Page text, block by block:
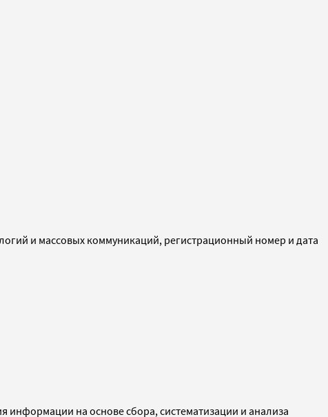
и массовых коммуникаций, регистрационный номер и дата
на основе сбора, систематизации и анализа